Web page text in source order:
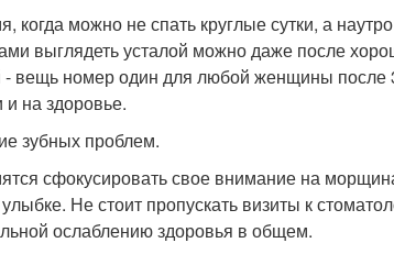
когда можно не спать круглые сутки, а
выглядеть усталой можно даже после
вещь номер один для любой женщины после
и на здоровье.
зубных проблем.
сфокусировать свое внимание на
Не стоит пропускать визиты к
ослаблению здоровья в общем.